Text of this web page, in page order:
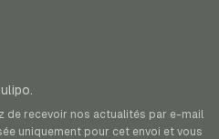
de recevoir nos actualités par e-mail
uniquement pour cet envoi et vous